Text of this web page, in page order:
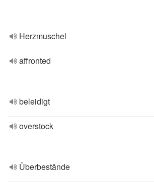
Herzmuschel
affronted
beleidigt
overstock
Überbestände